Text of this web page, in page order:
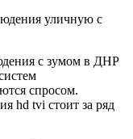
уличную с
с зумом в ДНР
спросом.
hd tvi стоит за ряд